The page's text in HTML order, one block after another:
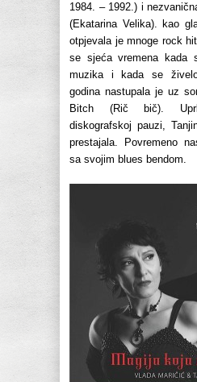
1984. – 1992.) i
(Ekatarina Velika). kao
otpjevala je mnoge rock
se sjeća vremena kada
muzika i kada se
godina nastupala je uz
Bitch (Rič bič).
diskografskoj pauzi,
prestajala. Povremeno
sa svojim blues bendom.